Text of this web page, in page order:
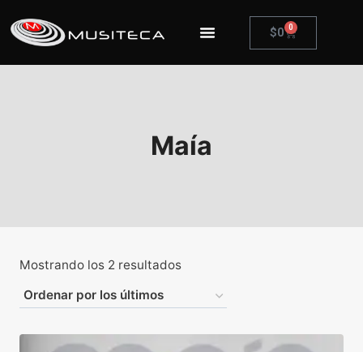
$0 0
Maía
Mostrando los 2 resultados